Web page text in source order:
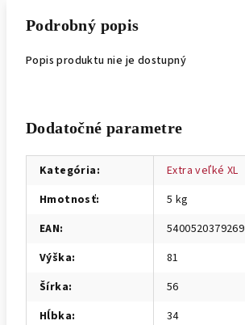
Podrobný popis
Popis produktu nie je dostupný
Dodatočné parametre
Kategória:
Extra veľké XL
Hmotnosť:
5 kg
EAN:
5400520379269
Výška:
81
Šírka:
56
Hĺbka:
34